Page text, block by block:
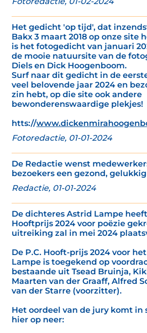
Het gedicht 'op tijd', dat
Bakx 3 maart 2018 op onze site
is het fotogedicht van januari
de mooie natuursite van de
Diels en Dick Hoogenboom.
Surf naar dit gedicht in de
veel belovende jaar 2024 en
zin hebt, op die site ook andere
bewonderenswaardige plekjes!
htts://
Fotoredactie, 01-01-2024
De Redactie wenst
bezoekers een gezond,
Redactie, 01-01-2024
De dichteres Astrid Lampe
Hooftprijs 2024 voor poëzie
uitreiking zal in mei 2024
De P.C. Hooft-prijs 2024 voor
Lampe is toegekend op
bestaande uit Tsead Bruinja,
Maarten van der Graaff, Alfred
van der Starre (voorzitter).
Het oordeel van de jury komt in
hier op neer: